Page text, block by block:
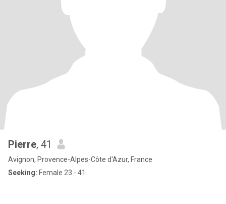
Pierre, 41
Avignon, Provence-Alpes-Côte d'Azur, France
Seeking: Female 23 - 41